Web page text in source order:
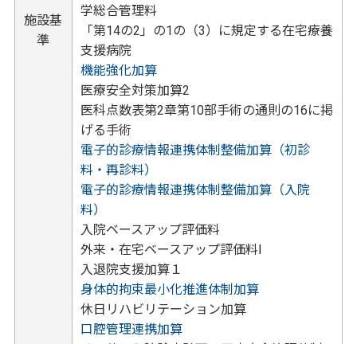
施設基
準
学総合管理料
「第14の2」の1の（3）に規定する在宅療養
支援病院
機能強化加算
医療安全対策加算2
医科点数表第2章第10部手術の通則の16に掲
げる手術
電子的診療情報連携体制整備加算（初診
料・再診料）
電子的診療情報連携体制整備加算（入院
料）
入院ベースアップ評価料
外来・在宅ベースアップ評価料Ⅰ
入退院支援加算１
身体的拘束最小化推進体制加算
休日リハビリテーション加算
口腔管理連携加算